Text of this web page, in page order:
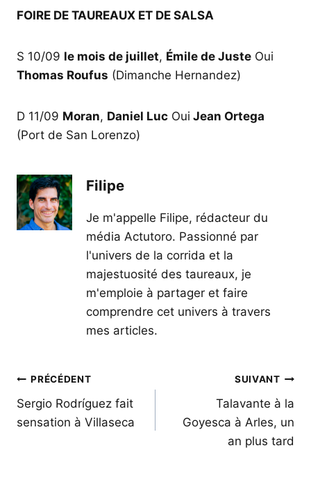
FOIRE DE TAUREAUX ET DE SALSA
S 10/09 le mois de juillet, Émile de Juste Oui
Thomas Roufus (Dimanche Hernandez)
D 11/09 Moran, Daniel Luc Oui Jean Ortega
(Port de San Lorenzo)
Filipe
Je m'appelle Filipe, rédacteur du
média Actutoro. Passionné par
l'univers de la corrida et la
majestuosité des taureaux, je
m'emploie à partager et faire
comprendre cet univers à travers
mes articles.
Navigation
de
l’article
PRÉCÉDENT
Sergio Rodríguez fait
sensation à Villaseca
SUIVANT
Talavante à la
Goyesca à Arles, un
an plus tard